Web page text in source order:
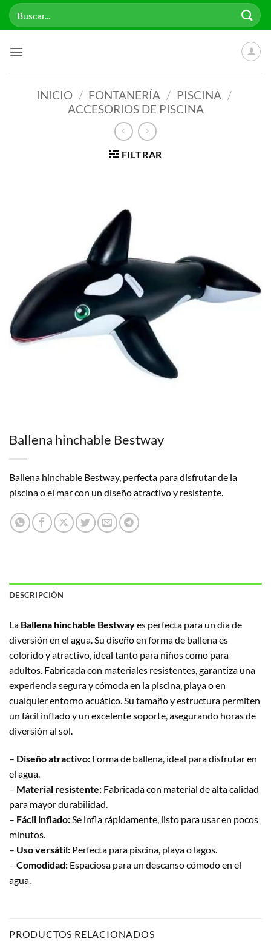
Saltar
Buscar
por:
INICIO / FONTANERÍA / PISCINA /
ACCESORIOS DE PISCINA
FILTRAR
Ballena hinchable Bestway
Ballena hinchable Bestway, perfecta para disfrutar de la
piscina o el mar con un diseño atractivo y resistente.
DESCRIPCIÓN
La Ballena hinchable Bestwayes perfecta para un día de
diversión en el agua. Su diseño en forma de ballena es
colorido y atractivo, ideal tanto para niños como para
adultos. Fabricada con materiales resistentes, garantiza una
experiencia segura y cómoda en la piscina, playa o en
cualquier entorno acuático. Su tamaño y estructura permiten
un fácil inflado y un excelente soporte, asegurando horas de
diversión al sol.
– Diseño atractivo: Forma de ballena, ideal para disfrutar en
el agua.
– Material resistente: Fabricada con material de alta calidad
para mayor durabilidad.
– Fácil inflado:Se infla rápidamente, listo para usar en pocos
minutos.
– Uso versátil: Perfecta para piscina, playa o lagos.
– Comodidad: Espaciosa para un descanso cómodo en el
agua.
PRODUCTOS RELACIONADOS